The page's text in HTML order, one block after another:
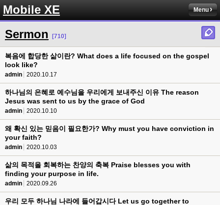
Mobile XE Menu
Sermon [710]
복음에 합당한 삶이란? What does a life focused on the gospel
look like?
admin 2020.10.17
하나님의 은혜로 예수님을 우리에게 보내주신 이유 The reason
Jesus was sent to us by the grace of God
admin 2020.10.10
왜 확신 있는 믿음이 필요한가? Why must you have conviction in
your faith?
admin 2020.10.03
삶의 목적을 회복하는 찬양의 축복 Praise blesses you with
finding your purpose in life.
admin 2020.09.26
우리 모두 하나님 나라에 들어갑시다 Let us go together to